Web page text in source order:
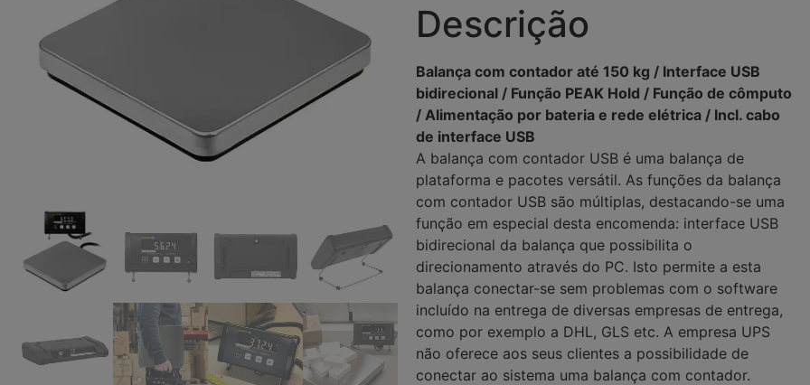
Descrição
Balança com contador até 150 kg / Interface USB
bidirecional / Função PEAK Hold / Função de cômputo
/ Alimentação por bateria e rede elétrica / Incl. cabo
de interface USB
A balança com contador USB é uma balança de
plataforma e pacotes versátil. As funções da balança
com contador USB são múltiplas, destacando-se uma
função em especial desta encomenda: interface USB
bidirecional da balança que possibilita o
direcionamento através do PC. Isto permite a esta
balança conectar-se sem problemas com o software
incluído na entrega de diversas empresas de entrega,
como por exemplo a DHL, GLS etc. A empresa UPS
não oferece aos seus clientes a possibilidade de
conectar ao sistema uma balança com contador.